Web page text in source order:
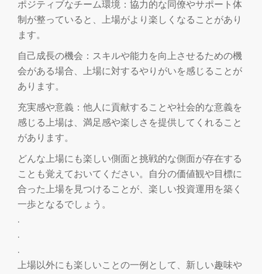
ポジティブなチーム環境：協力的な同僚やサポート体
制が整っていると、上場がより楽しくなることがあり
ます。
自己成長の機会：スキルや能力を向上させるための機
会がある場合、上場に対するやりがいを感じることが
あります。
充実感や意義：他人に貢献することや社会的な意義を
感じる上場は、満足感や楽しさを提供してくれること
があります。
どんな上場にも楽しい側面と挑戦的な側面が存在する
ことも覚えておいてください。自分の価値観や目標に
合った上場を見つけることが、楽しい投資運用を築く
一歩となるでしょう。
.
.
.
上場以外にも楽しいことの一例として、新しい趣味や